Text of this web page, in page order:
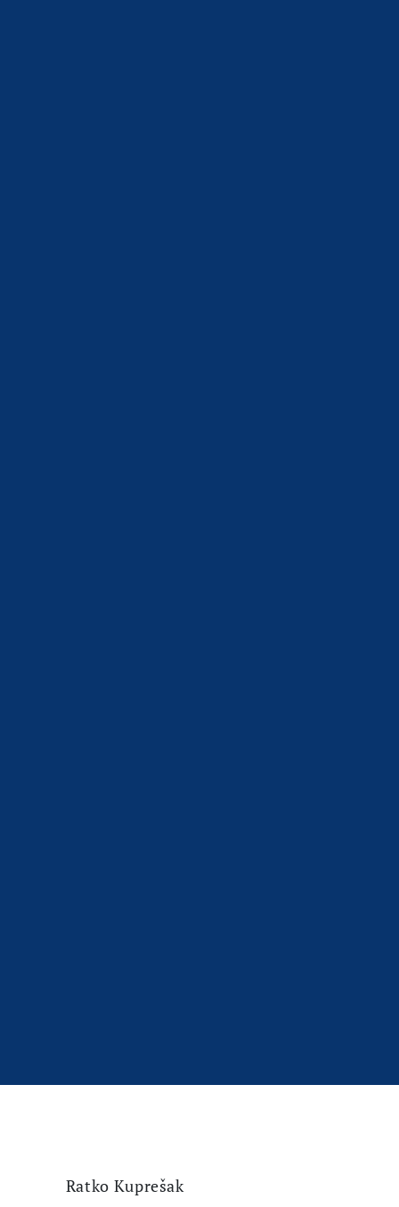
Ratko Kuprešak